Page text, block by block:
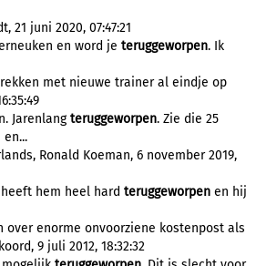
21 juni 2020, 07:47:21
en word je teruggeworpen. Ik
met nieuwe trainer al eindje op
Jarenlangteruggeworpen. Zie die 25
Ronald Koeman, 6 november 2019,
hem heel hard teruggeworpen en hij
over enorme onvoorziene kostenpost als
9 juli 2012, 18:32:32